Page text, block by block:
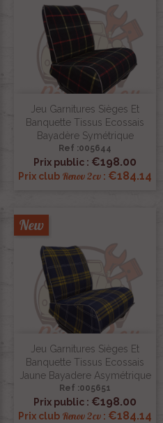
Jeu Garnitures Sièges Et
Banquette Tissus Ecossais
Bayadère Symétrique
Ref :005644
Prix public : €198.00
Prix club Renov 2cv : €184.14
Jeu Garnitures Sièges Et
Banquette Tissus Ecossais
Jaune Bayadere Asymétrique
Ref :005651
Prix public : €198.00
Prix club Renov 2cv : €184.14
New